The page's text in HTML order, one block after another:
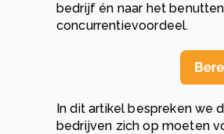
bedrijf én naar het
concurrentievoordeel.
In dit artikel bespreken we
bedrijven zich op moeten